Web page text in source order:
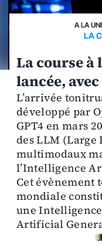
A LA
LA
La course à
lancée,
L’arrivée
développé par
GPT4 en mars
des LLM (Large
multimodaux
l’Intelligence
Cet évènement
mondiale
une
Artificial